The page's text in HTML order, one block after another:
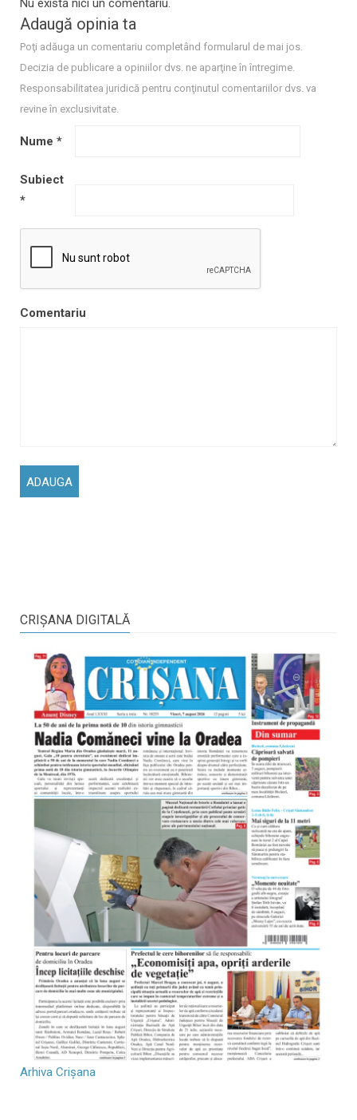
Nu există nici un comentariu.
Adaugă opinia ta
Poţi adăuga un comentariu completând formularul de mai jos.
Decizia de publicare a opiniilor dvs. ne aparţine în întregime.
Responsabilitatea juridică pentru conţinutul comentariilor dvs. va
revine în exclusivitate.
Nume *
Subiect
*
Comentariu
CRIŞANA DIGITALĂ
Arhiva Crișana